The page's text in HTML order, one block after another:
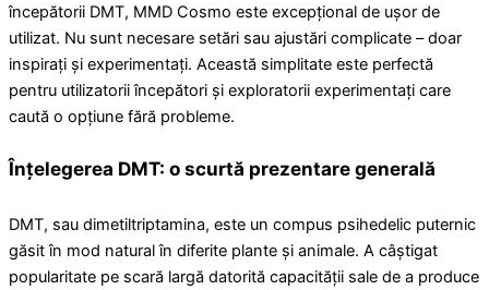
începătorii DMT, MMD Cosmo este excepțional de ușor de
utilizat. Nu sunt necesare setări sau ajustări complicate – doar
inspirați și experimentați. Această simplitate este perfectă
pentru utilizatorii începători și exploratorii experimentați care
caută o opțiune fără probleme.
Înțelegerea DMT: o scurtă prezentare generală
DMT, sau dimetiltriptamina, este un compus psihedelic puternic
găsit în mod natural în diferite plante și animale. A câștigat
popularitate pe scară largă datorită capacității sale de a produce